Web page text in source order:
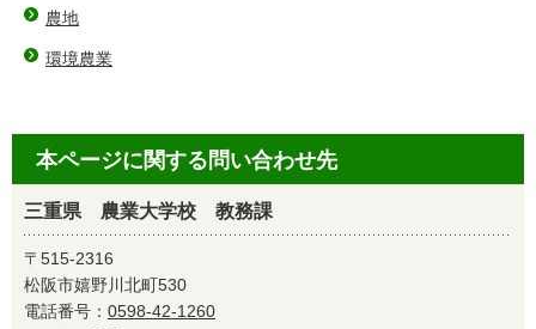
農地
環境農業
本ページに関する問い合わせ先
三重県 農業大学校 教務課
〒515-2316
松阪市嬉野川北町530
電話番号： 0598-42-1260